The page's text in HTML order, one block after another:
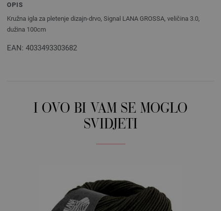
OPIS
Kružna igla za pletenje dizajn-drvo, Signal LANA GROSSA, veličina 3.0,
dužina 100cm
EAN: 4033493303682
I OVO BI VAM SE MOGLO
SVIDJETI